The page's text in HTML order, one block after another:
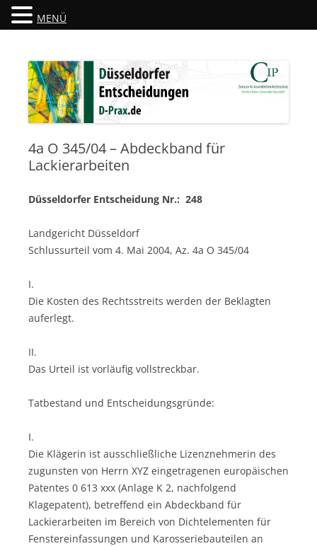
Düsseldorfer Entscheidungen
4a O 345/04 – Abdeckband für
Lackierarbeiten
Düsseldorfer Entscheidung Nr.: 248
Landgericht Düsseldorf
Schlussurteil vom 4. Mai 2004, Az. 4a O 345/04
I.
Die Kosten des Rechtsstreits werden der Beklagten
auferlegt.
II.
Das Urteil ist vorläufig vollstreckbar.
Tatbestand und Entscheidungsgründe:
I.
Die Klägerin ist ausschließliche Lizenznehmerin des
zugunsten von Herrn XYZ eingetragenen europäischen
Patentes 0 613 xxx (Anlage K 2, nachfolgend
Klagepatent), betreffend ein Abdeckband für
Lackierarbeiten im Bereich von Dichtelementen für
Fenstereinfassungen und Karosseriebauteilen an
MENÜ